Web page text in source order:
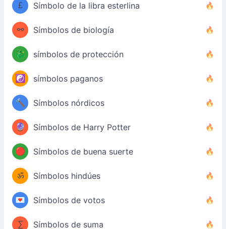
£ Símbolo de la libra esterlina
⚯ Símbolos de biología
🐉 símbolos de protección
☯️ símbolos paganos
🔨 Símbolos nórdicos
🔮 Símbolos de Harry Potter
🔴 Símbolos de buena suerte
ॐ Símbolos hindúes
💌 Símbolos de votos
∑ Símbolos de suma